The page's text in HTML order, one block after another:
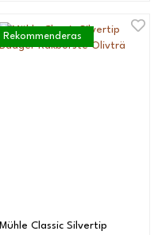
Rekommenderas
Mühle Classic Silvertip